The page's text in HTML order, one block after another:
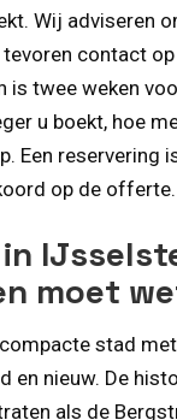
Wij adviseren
contact
is twee weken
u boekt, hoe
Een reservering
op de offerte.
moet
stad
en nieuw. De
als de